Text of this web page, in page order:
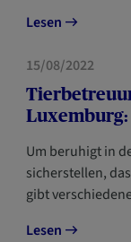
Lesen
HAUS
15/08/2022
Luxemburg:
Um beruhigt in
sicherstellen,
gibt
Lesen